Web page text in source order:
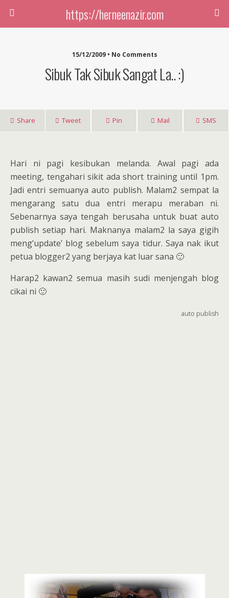
https://herneenazir.com
15/12/2009 • No Comments
Sibuk Tak Sibuk Sangat La.. :)
Share Tweet Pin Mail SMS
Hari ni pagi kesibukan melanda. Awal pagi ada
meeting, tengahari sikit ada short training until 1pm.
Jadi entri semuanya auto publish. Malam2 sempat la
mengarang satu dua entri merapu meraban ni.
Sebenarnya saya tengah berusaha untuk buat auto
publish setiap hari. Maknanya malam2 la saya gigih
meng’update’ blog sebelum saya tidur. Saya nak ikut
petua blogger2 yang berjaya kat luar sana 🙂
Harap2 kawan2 semua masih sudi menjengah blog
cikai ni 🙂
auto publish